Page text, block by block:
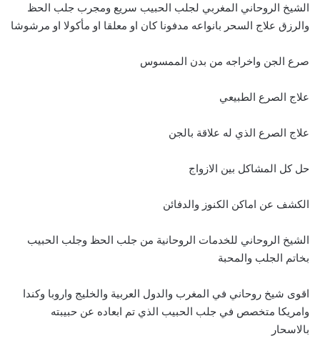
الشيخ الروحاني المغربي لجلب الحبيب سريع ومجرب جلب الحظ
والرزق علاج السحر بانواعه مدفونا كان او معلقا او مأكولا او مرشوشا
صرع الجن واخراجه من بدن الممسوس
علاج الصرع الطبيعي
علاج الصرع الذي له علاقة بالجن
حل كل المشاكل بين الازواج
الكشف عن اماكن الكنوز والدفائن
الشيخ الروحاني للخدمات الروحانية من جلب الحظ وجلب الحبيب
بخاتم الجلب والمحبة
اقوى شيخ روحاني في المغرب والدول العربية والخليج واروبا وكندا
وامريكا متخصص في جلب الحبيب الذي تم ابعاده عن حبيبته
بالاسحار